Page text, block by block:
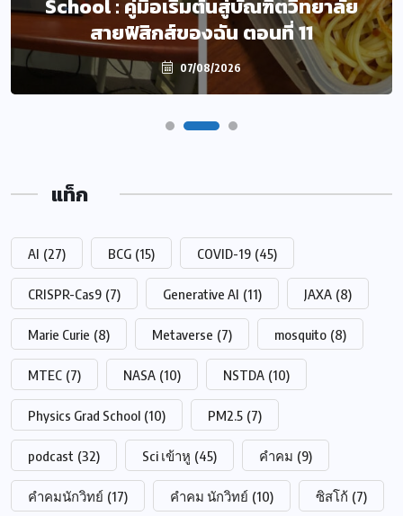
School : คู่มือเริ่มต้นสู่บัณฑิตวิทยาลัย
สายฟิสิกส์ของฉัน ตอนที่ 11
07/08/2026
แท็ก
AI (27) BCG (15) COVID-19 (45)
CRISPR-Cas9 (7) Generative AI (11) JAXA (8)
Marie Curie (8) Metaverse (7) mosquito (8)
MTEC (7) NASA (10) NSTDA (10)
Physics Grad School (10) PM2.5 (7)
podcast (32) Sci เข้าหู (45) คำคม (9)
คำคมนักวิทย์ (17) คำคม นักวิทย์ (10) ซิสโก้ (7)